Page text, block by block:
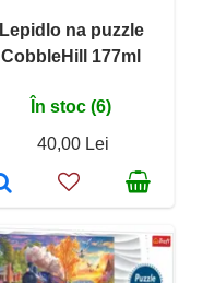
Lepidlo na puzzle
CobbleHill 177ml
În stoc (6)
40,00 Lei